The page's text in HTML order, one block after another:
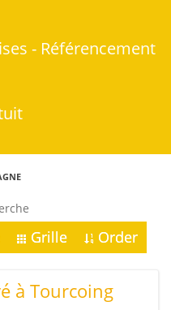
- Référencement
Grille Order
à Tourcoing